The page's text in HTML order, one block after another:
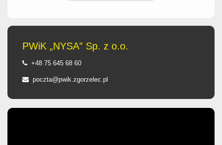
PWiK „NYSA” Sp. z o.o.
+48 75 645 68 60
poczta@pwik.zgorzelec.pl